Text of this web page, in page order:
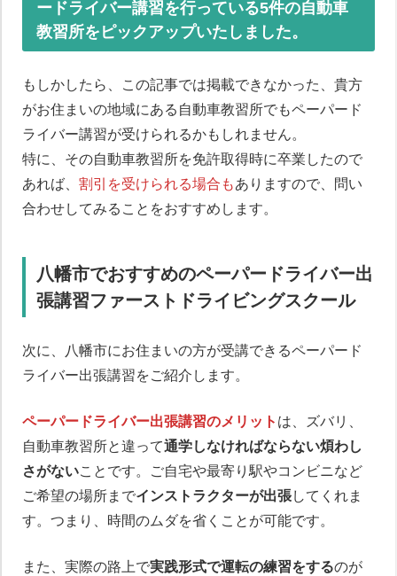
ードライバー講習を行っている5件の自動車
教習所をピックアップいたしました。
もしかしたら、この記事では掲載できなかった、貴方
がお住まいの地域にある自動車教習所でもペーパード
ライバー講習が受けられるかもしれません。
特に、その自動車教習所を免許取得時に卒業したので
あれば、 割引を受けられる場合もありますので、問い
合わせしてみることをおすすめします。
八幡市でおすすめのペーパードライバー出
張講習ファーストドライビングスクール
次に、八幡市にお住まいの方が受講できるペーパード
ライバー出張講習をご紹介します。
ペーパードライバー出張講習のメリット は、ズバリ、
自動車教習所と違って通学しなければならない煩わし
さがないことです。ご自宅や最寄り駅やコンビニなど
ご希望の場所までインストラクターが出張してくれま
す。つまり、時間のムダを省くことが可能です。
また、実際の路上で実践形式で運転の練習をするのが